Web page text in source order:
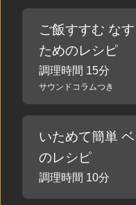
ご飯すすむ な
ためのレシピ
調理時間 15分
サウンドコラムつき
いためて簡単
のレシピ
調理時間 10分